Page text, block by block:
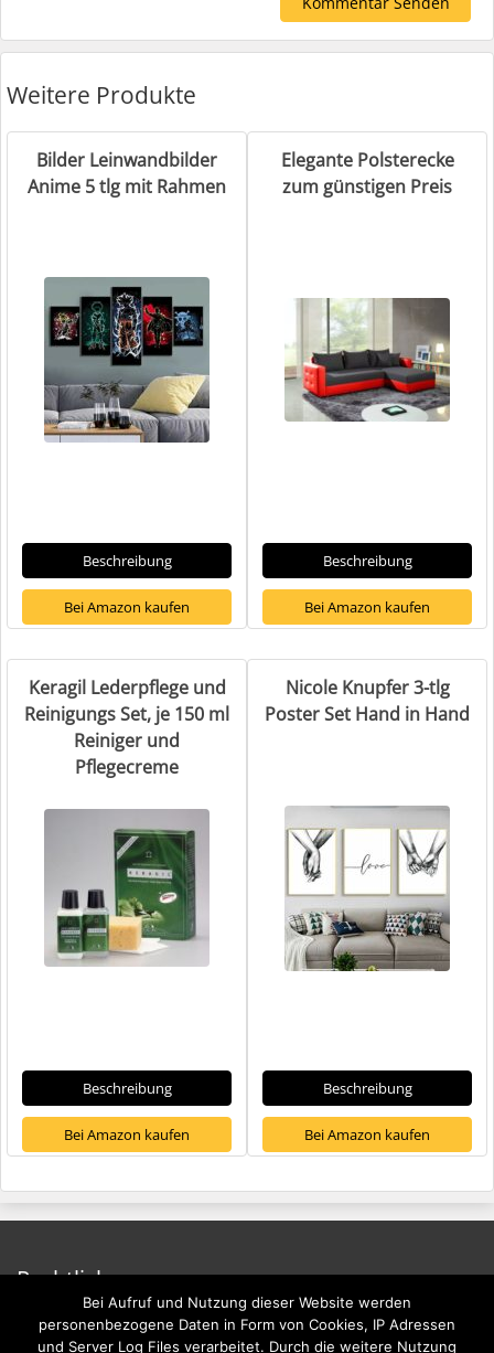
Weitere Produkte
Bilder Leinwandbilder
Anime 5 tlg mit Rahmen
Beschreibung
Bei Amazon kaufen
Elegante Polsterecke
zum günstigen Preis
Beschreibung
Bei Amazon kaufen
Keragil Lederpflege und
Reinigungs Set, je 150 ml
Reiniger und
Pflegecreme
Beschreibung
Bei Amazon kaufen
Nicole Knupfer 3-tlg
Poster Set Hand in Hand
Beschreibung
Bei Amazon kaufen
Rechtliches
Impressum
Bei Aufruf und Nutzung dieser Website werden
personenbezogene Daten in Form von Cookies, IP Adressen
und Server Log Files verarbeitet. Durch die weitere Nutzung